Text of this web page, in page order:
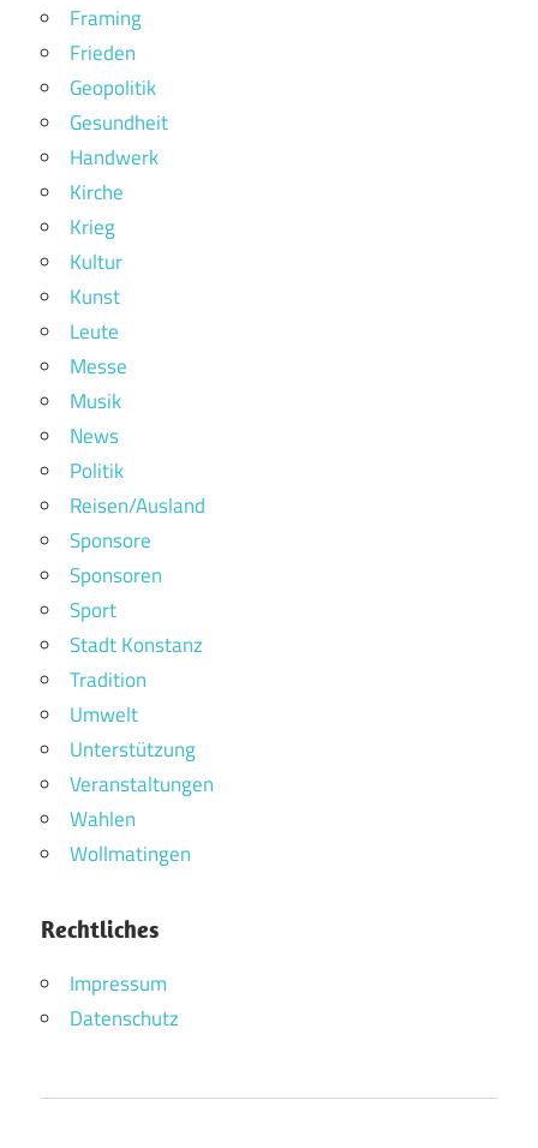
Framing
Frieden
Geopolitik
Gesundheit
Handwerk
Kirche
Krieg
Kultur
Kunst
Leute
Messe
Musik
News
Politik
Reisen/Ausland
Sponsore
Sponsoren
Sport
Stadt Konstanz
Tradition
Umwelt
Unterstützung
Veranstaltungen
Wahlen
Wollmatingen
Rechtliches
Impressum
Datenschutz